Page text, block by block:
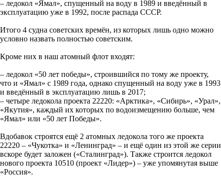
– ледокол «Ямал», спущенный на воду в 1989 и введённый в
эксплуатацию уже в 1992, после распада СССР.
Итого 4 судна советских времён, из которых лишь одно можно
условно назвать полностью советским.
Кроме них в наш атомный флот входят:
– ледокол «50 лет победы», строившийся по тому же проекту,
что и «Ямал» с 1989 года, однако спущенный на воду уже в 1993
и введённый в эксплуатацию лишь в 2017;
– четыре ледокола проекта 22220: «Арктика», «Сибирь», «Урал»,
«Якутия», каждый их которых по водоизмещению больше, чем
«Ямал» или «50 лет Победы».
Вдобавок строятся ещё 2 атомных ледокола того же проекта
22220 – «Чукотка» и «Ленинград» – и ещё один из этой же серии
вскоре будет заложен («Сталинград»). Также строится ледокол
нового проекта 10510 (проект «Лидер») – уже упомянутая выше
«Россия».